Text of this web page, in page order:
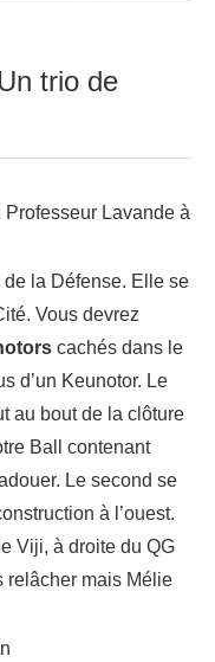
trio de
Lavande à
la Défense. Elle se
Vous devrez
cachés dans le
d’un Keunotor. Le
au bout de la clôture
Ball contenant
Le second se
à l’ouest.
Viji, à droite du QG
relâcher mais Mélie